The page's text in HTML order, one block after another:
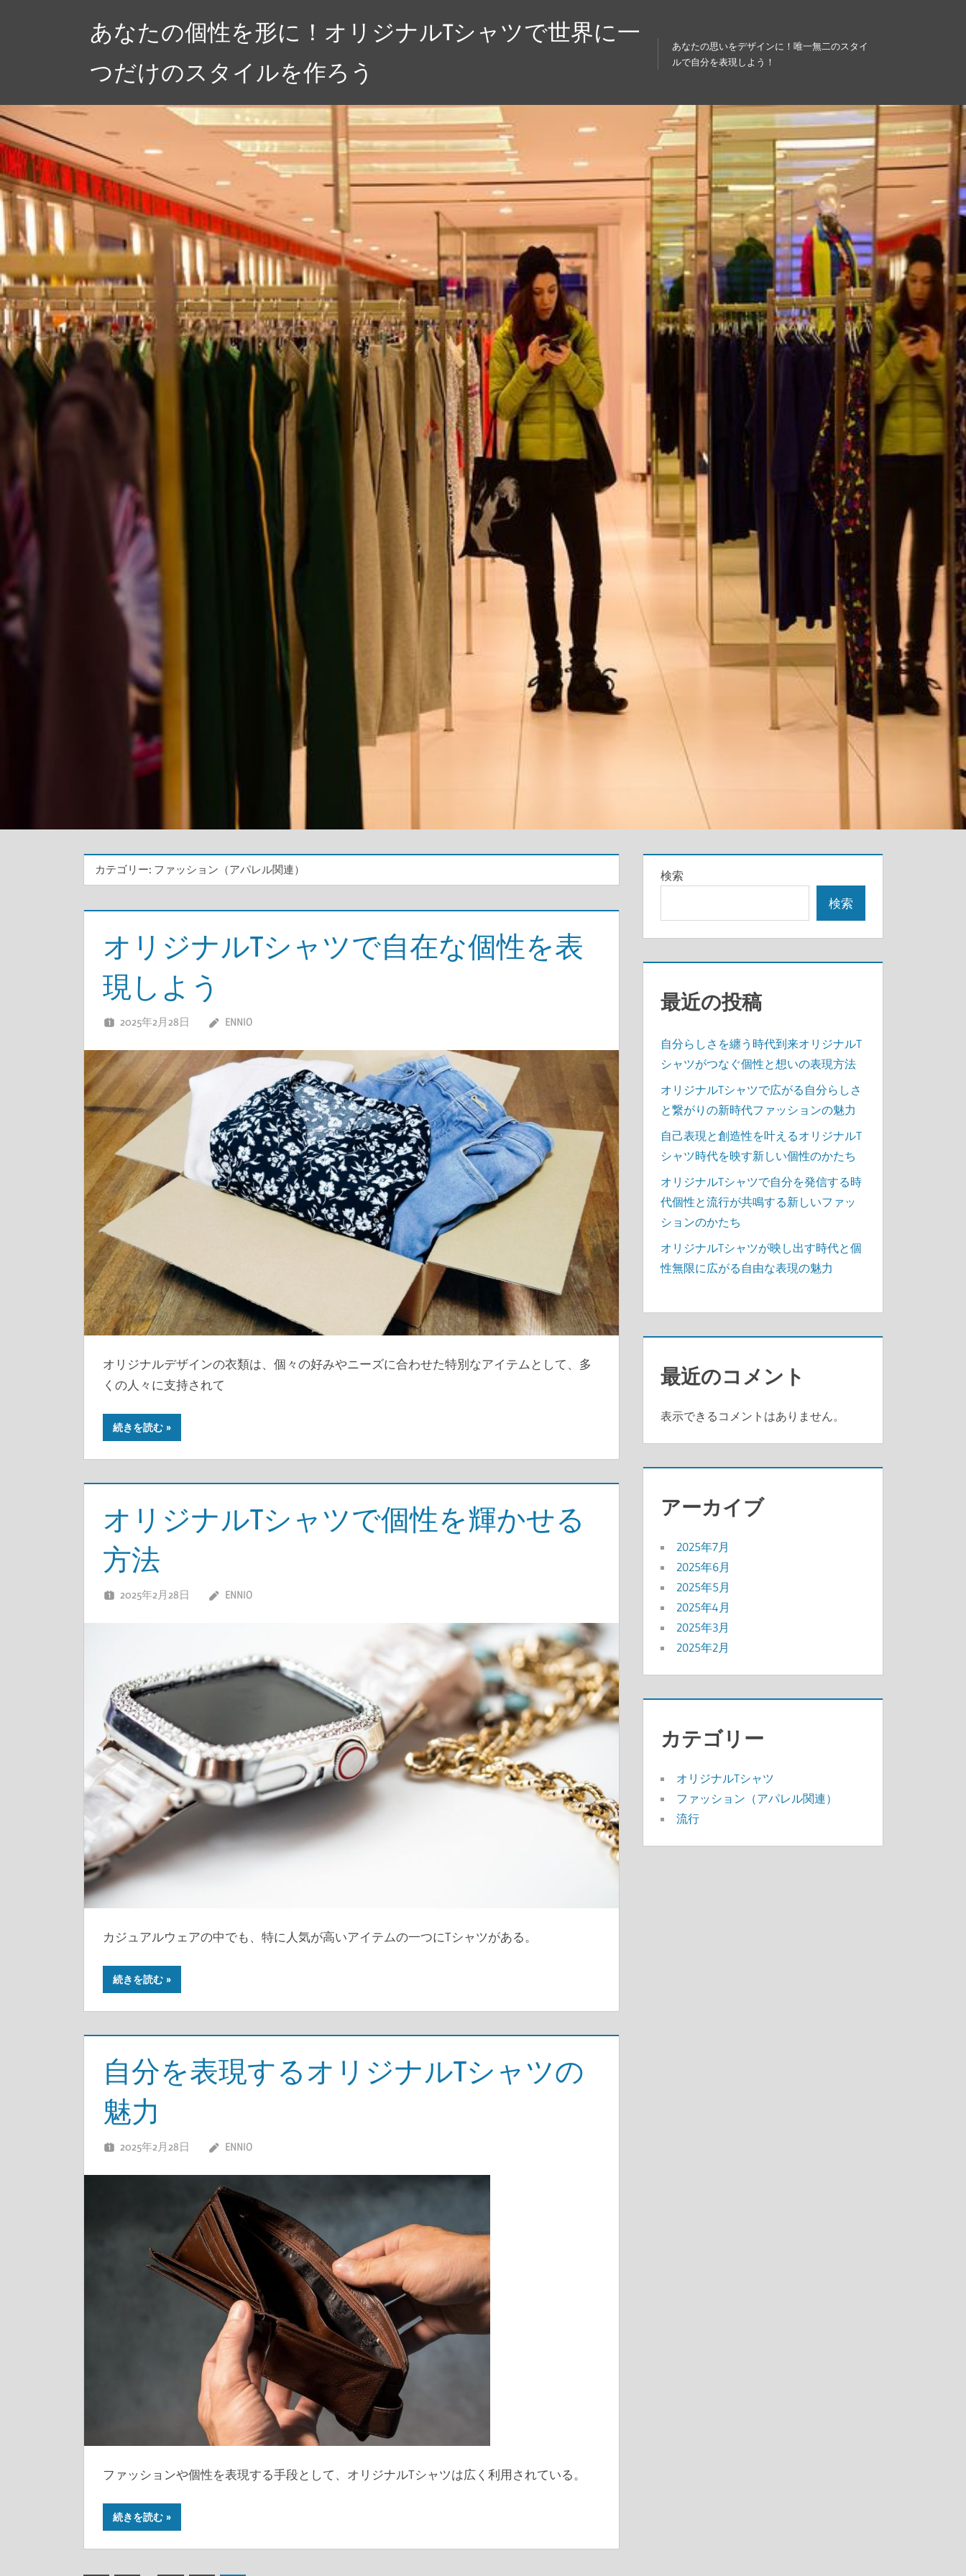
へ
ス
キ
ッ
プ
あなたの個性を形に！オリジナルTシャツで世界に一
つだけのスタイルを作ろう
あなたの思いをデザインに！唯一無二のスタイ
ルで自分を表現しよう！
カテゴリー: ファッション（アパレル関連）
オリジナルTシャツで自在な個性を表
現しよう
2025年2月28日 ENNIO
オリジナルデザインの衣類は、個々の好みやニーズに合わせた特別なアイテムとして、多
くの人々に支持されて
続きを読む
オリジナルTシャツで個性を輝かせる
方法
2025年2月28日 ENNIO
カジュアルウェアの中でも、特に人気が高いアイテムの一つにTシャツがある。
続きを読む
自分を表現するオリジナルTシャツの
魅力
2025年2月28日 ENNIO
ファッションや個性を表現する手段として、オリジナルTシャツは広く利用されている。
続きを読む
検索
検索
最近の投稿
自分らしさを纏う時代到来オリジナルT
シャツがつなぐ個性と想いの表現方法
オリジナルTシャツで広がる自分らしさ
と繋がりの新時代ファッションの魅力
自己表現と創造性を叶えるオリジナルT
シャツ時代を映す新しい個性のかたち
オリジナルTシャツで自分を発信する時
代個性と流行が共鳴する新しいファッ
ションのかたち
オリジナルTシャツが映し出す時代と個
性無限に広がる自由な表現の魅力
最近のコメント
表示できるコメントはありません。
アーカイブ
2025年7月
2025年6月
2025年5月
2025年4月
2025年3月
2025年2月
カテゴリー
オリジナルTシャツ
ファッション（アパレル関連）
流行